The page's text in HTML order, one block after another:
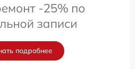
-25% по
записи
подробнее